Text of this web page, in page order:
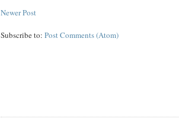
Newer Post
Subscribe to:Post Comments (Atom)